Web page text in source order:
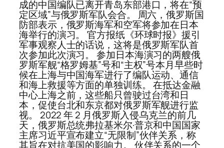
成的中国编队已离开青岛东部港口，将在“预
定区域”与俄罗斯军队会合。 周六，俄罗斯国
防部表示，俄罗斯海军和空军将参加在日本
海举行的演习。 官方报纸《环球时报》援引
军事观察人士的话说，这将是俄罗斯军队首
次参加此次演习。 参加日本海演习的两艘俄
罗斯军舰“格罗姆基”号和“主权”号本月早些时
候在上海与中国海军进行了编队运动、通信
和海上救援等方面的单独训练。 在抵达金融
中心上海之前，这些船只曾驶过台湾和日
本，促使台北和东京都对俄罗斯军舰进行监
视。 2022 年 2 月俄罗斯入侵乌克兰的前几
天，俄罗斯总统弗拉基米尔·普京和中国国家
主席习近平宣布建立“无限制”伙伴关系，称
其旨在对抗美国的影响力。 伙伴关系的一个